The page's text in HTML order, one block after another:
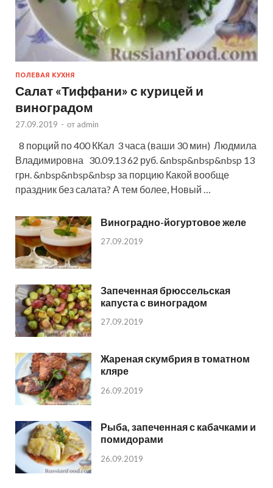
ПОЛЕВАЯ КУХНЯ
Салат «Тиффани» с курицей и
виноградом
27.09.2019 - от admin
8 порций по 400 ККал 3 часа (ваши 30 мин) Людмила
Владимировна 30.09.13 62 руб. &nbsp&nbsp&nbsp 13
грн. &nbsp&nbsp&nbsp за порцию Какой вообще
праздник без салата? А тем более, Новый …
Виноградно-йогуртовое желе
27.09.2019
Запеченная брюссельская
капуста с виноградом
27.09.2019
Жареная скумбрия в томатном
кляре
26.09.2019
Рыба, запеченная с кабачками и
помидорами
26.09.2019